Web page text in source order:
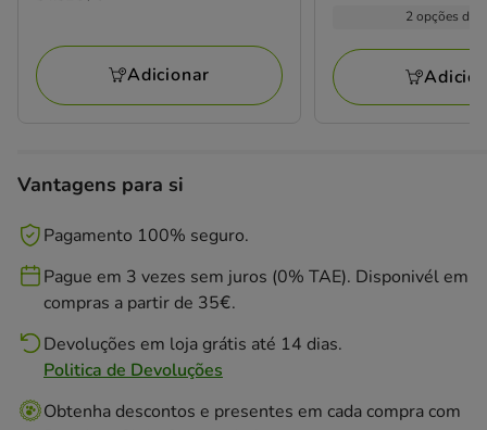
Adicionar
avaliações
a
30.19€
2 opções de
Vantagens para si
Pagamento 100% seguro.
Pague em 3 vezes sem juros (0% TAE). Disponivél em
compras a partir de 35€.
Devoluções em loja grátis até 14 dias.
Politica de Devoluções
Obtenha descontos e presentes em cada compra com